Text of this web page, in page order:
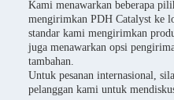
Kami menawarkan beberapa
mengirimkan PDH Catalyst ke
standar kami mengirimkan
juga menawarkan opsi
tambahan.
Untuk pesanan internasional,
pelanggan kami untuk